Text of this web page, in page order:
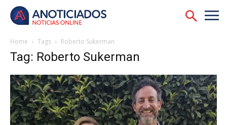
Home Tags Roberto Sukerman
Tag: Roberto Sukerman